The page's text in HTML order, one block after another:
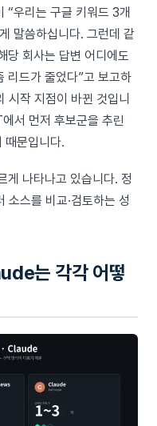
우리는 구글 키워드 3개
말씀하십니다. 그런데 같
회사는 답변 어디에도
리드가 줄었다”고 보고하
시작 지점이 바뀐 것입니
서 먼저 후보군을 추린
때문입니다.
게 나타나고 있습니다. 정
소스를 비교·검토하는 성
는 각각 어떻